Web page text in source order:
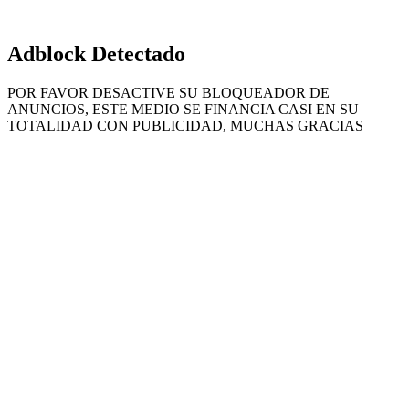
Adblock Detectado
POR FAVOR DESACTIVE SU BLOQUEADOR DE
ANUNCIOS, ESTE MEDIO SE FINANCIA CASI EN SU
TOTALIDAD CON PUBLICIDAD, MUCHAS GRACIAS